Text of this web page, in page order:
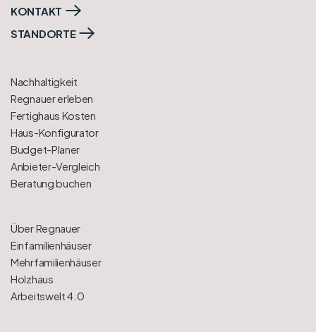
KONTAKT
STANDORTE
Nachhaltigkeit
Regnauer erleben
Fertighaus Kosten
Haus-Konfigurator
Budget-Planer
Anbieter-Vergleich
Beratung buchen
Über Regnauer
Einfamilienhäuser
Mehrfamilienhäuser
Holzhaus
Arbeitswelt 4.0